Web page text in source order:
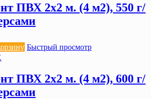
ПВХ 2х2 м. (4 м2), 550 г/
Быстрый просмотр
ПВХ 2х2 м. (4 м2), 600 г/